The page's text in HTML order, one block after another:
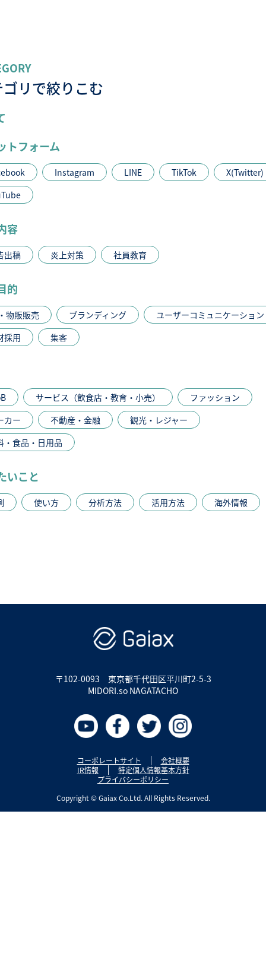
リで絞りこむ
トフォーム
Instagram LINE TikTok
X(Twitter)
容
出稿 炎上対策 社員教育
的
物販販売 ブランディング
ユーザーコミュニケーション
採用
集客
サービス（飲食店・教育・小売）
ファッション
カー
不動産・金融
観光・レジャー
・食品・日用品
いこと
使い方 分析方法 活用方法 海外情報
〒102-0093 東京都千代田区平川町2-5-3
MIDORI.so NAGATACHO
コーポレートサイト
会社概要
IR情報
特定個人情報基本方針
プライバシーポリシー
Copyright © Gaiax Co.Ltd. All Rights Reserved.